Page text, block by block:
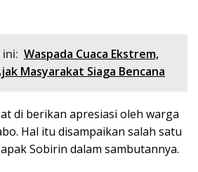
Waspada Cuaca Ekstrem,
Masyarakat Siaga Bencana
di berikan apresiasi oleh warga
Hal itu disampaikan salah satu
Sobirin dalam sambutannya.